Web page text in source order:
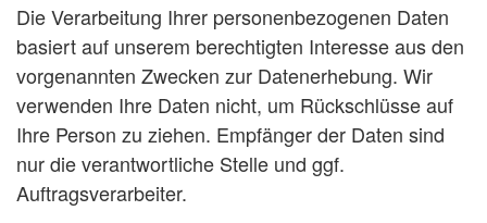
Die Verarbeitung Ihrer personenbezogenen Daten
basiert auf unserem berechtigten Interesse aus den
vorgenannten Zwecken zur Datenerhebung. Wir
verwenden Ihre Daten nicht, um Rückschlüsse auf
Ihre Person zu ziehen. Empfänger der Daten sind
nur die verantwortliche Stelle und ggf.
Auftragsverarbeiter.